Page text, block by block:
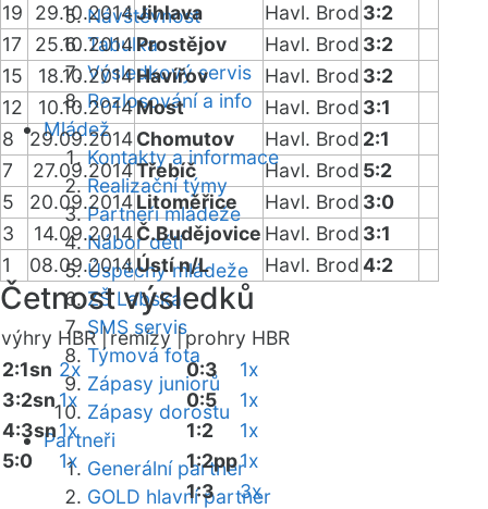
Návštěvnost
Tabulka
Výsledkový servis
Rozlosování a info
Mládež
Kontakty a informace
Realizační týmy
Partneři mládeže
Nábor dětí
Úspěchy mládeže
ZŠ Labská
SMS servis
Týmová fota
Zápasy juniorů
Zápasy dorostu
Partneři
Generální partner
GOLD hlavní partner
19
29.10.2014Jihlava Havl. Brod 3:2
17
25.10.2014Prostějov Havl. Brod 3:2
15
18.10.2014Havířov Havl. Brod 3:2
12
10.10.2014Most Havl. Brod 3:1
8
29.09.2014Chomutov Havl. Brod 2:1
7
27.09.2014Třebíč Havl. Brod 5:2
5
20.09.2014Litoměřice Havl. Brod 3:0
3
14.09.2014Č.Budějovice Havl. Brod 3:1
1
08.09.2014Ústí n/L Havl. Brod4:2
Četnost výsledků
výhry HBR |remízy |prohry HBR
2:1sn 2x
3:2sn1x
4:3sn1x
5:0
1x
0:3
1x
0:5
1x
1:2
1x
1:2pp1x
1:3
3x